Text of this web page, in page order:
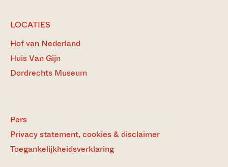
LOCATIES
Hof van Nederland
Huis Van Gijn
Dordrechts Museum
Pers
Privacy statement, cookies & disclaimer
Toegankelijkheidsverklaring